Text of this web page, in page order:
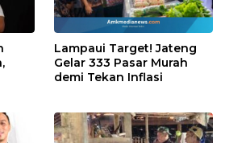
Lampaui Target! Jateng
Gelar 333 Pasar Murah
demi Tekan Inflasi